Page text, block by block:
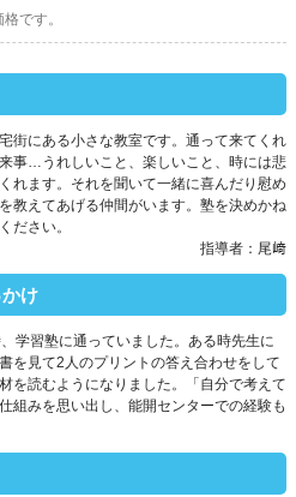
です。
街にある小さな教室です。通って来てくれ
事…うれしいこと、楽しいこと、時には悲
れます。それを聞いて一緒に喜んだり慰め
教えてあげる仲間がいます。塾を決めかね
ださい。
指導者：尾﨑
け
学習塾に通っていました。ある時先生に
を見て2人のプリントの答え合わせをして
を読むようになりました。「自分で考えて
組みを思い出し、能開センターでの経験も